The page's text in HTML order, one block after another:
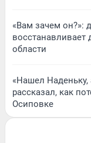
«Вам зачем он?»:
восстанавливает
области
«Нашел Наденьку,
рассказал, как
Осиповке